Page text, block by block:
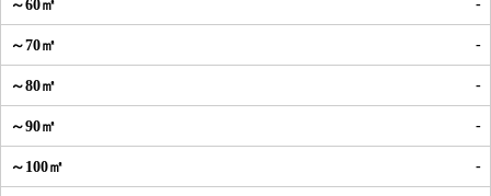
-
-
-
-
-